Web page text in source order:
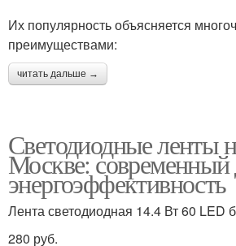
Их популярность объясняется
преимуществами:
читать дальше →
Светодиодные ленты
Москве: современный
энергоэффективность
Лента светодиодная 14.4 Вт 60 LED
280 руб.